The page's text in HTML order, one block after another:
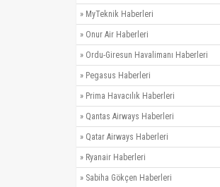
» MyTeknik Haberleri
» Onur Air Haberleri
» Ordu-Giresun Havalimanı Haberleri
» Pegasus Haberleri
» Prima Havacılık Haberleri
» Qantas Airways Haberleri
» Qatar Airways Haberleri
» Ryanair Haberleri
» Sabiha Gökçen Haberleri